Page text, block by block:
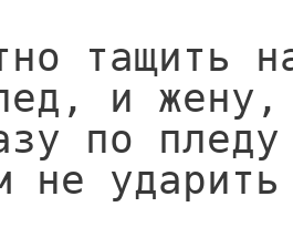
тащить
и
по
не